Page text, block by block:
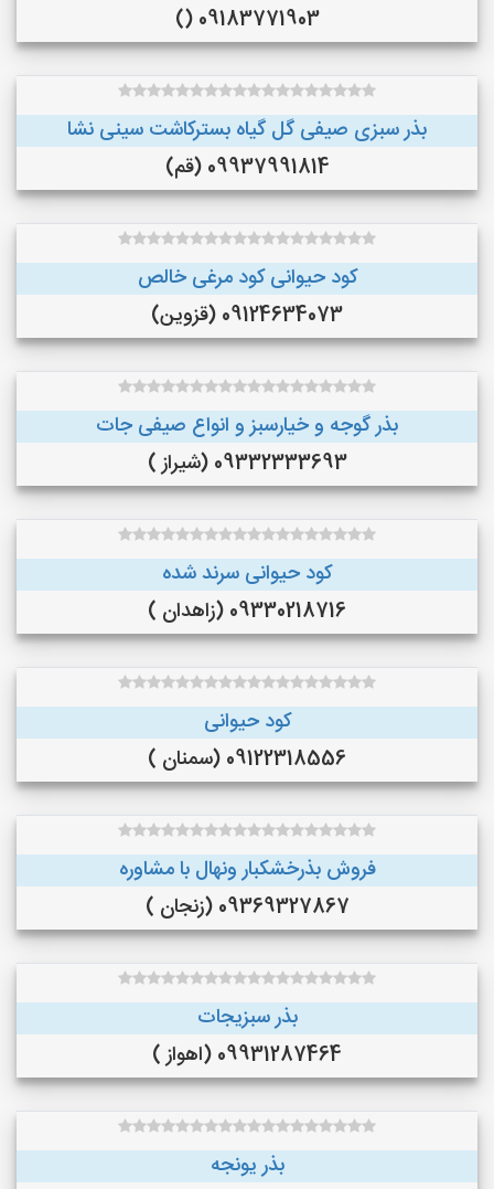
09183771903 ()
بذر سبزی صیفی گل گیاه بسترکاشت سینی نشا
09937991814 (قم)
کود حیوانی کود مرغی خالص
09124634073 (قزوین)
بذر گوجه و خیارسبز و انواع صیفی جات
09332333693 (شیراز )
کود حیوانی سرند شده
09330218716 (زاهدان )
کود حیوانی
09122318556 (سمنان )
فروش بذرخشکبار ونهال با مشاوره
09369327867 (زنجان )
بذر سبزیجات
09931287464 (اهواز )
بذر یونجه